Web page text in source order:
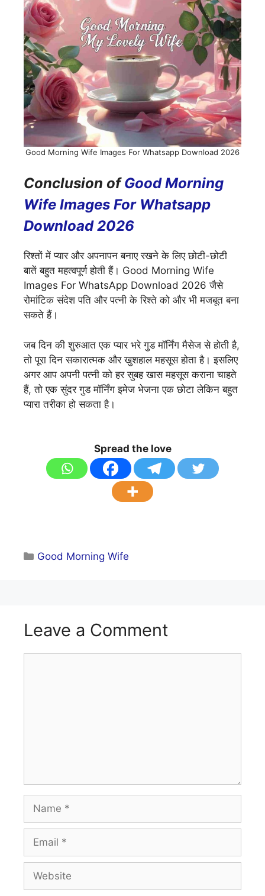
Good Morning Wife Images For Whatsapp Download 2026
Conclusion ofGood Morning
Wife Images For Whatsapp
Download 2026
रिश्तों में प्यार और अपनापन बनाए रखने के लिए छोटी-छोटी
बातें बहुत महत्वपूर्ण होती हैं। Good Morning Wife
Images For WhatsApp Download 2026 जैसे
रोमांटिक संदेश पति और पत्नी के रिश्ते को और भी मजबूत बना
सकते हैं।
जब दिन की शुरुआत एक प्यार भरे गुड मॉर्निंग मैसेज से होती है,
तो पूरा दिन सकारात्मक और खुशहाल महसूस होता है। इसलिए
अगर आप अपनी पत्नी को हर सुबह खास महसूस कराना चाहते
हैं, तो एक सुंदर गुड मॉर्निंग इमेज भेजना एक छोटा लेकिन बहुत
प्यारा तरीका हो सकता है।
Spread the love
Categories
Good Morning Wife
Leave a Comment